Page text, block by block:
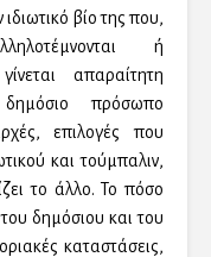
βίο της που,
ή
απαραίτητη
πρόσωπο
επιλογές που
και τούμπαλιν,
το άλλο. Το πόσο
δημόσιου και του
καταστάσεις,